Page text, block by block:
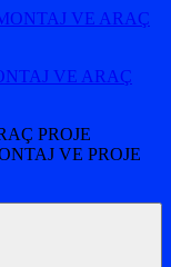
VE ARAÇ
PROJE
VE PROJE